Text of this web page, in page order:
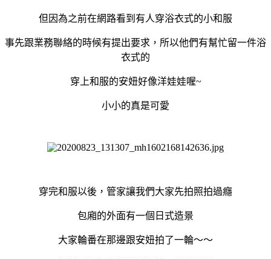
但因為之前在網路看到有人穿浴衣式的小和服
事先跟業務聯絡的時候有提出要求，所以他們有幫忙留一件浴
衣式的
穿上和服的安妞好像洋娃娃喔~
小小的真是可愛
穿完和服以後，管家讓我們大家先拍照拍過癮
包廂的外面有一個日式造景
大家輪番在那邊跟安妞拍了一輪～～